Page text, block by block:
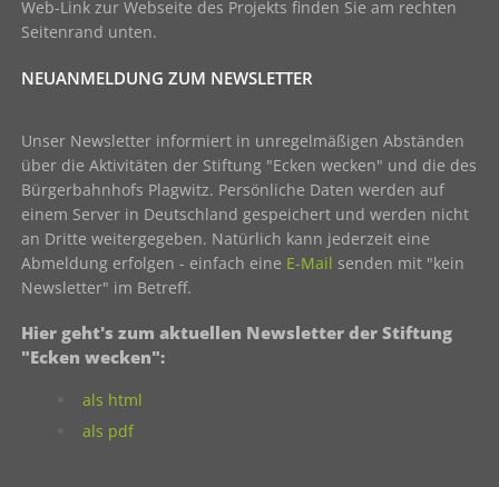
Web-Link zur Webseite des Projekts finden Sie am rechten
Seitenrand unten.
NEUANMELDUNG ZUM NEWSLETTER
Unser Newsletter informiert in unregelmäßigen Abständen
über die Aktivitäten der Stiftung "Ecken wecken" und die des
Bürgerbahnhofs Plagwitz. Persönliche Daten werden auf
einem Server in Deutschland gespeichert und werden nicht
an Dritte weitergegeben. Natürlich kann jederzeit eine
Abmeldung erfolgen - einfach eine E-Mail senden mit "kein
Newsletter" im Betreff.
Hier geht's zum aktuellen Newsletter der Stiftung
"Ecken wecken":
als html
als pdf